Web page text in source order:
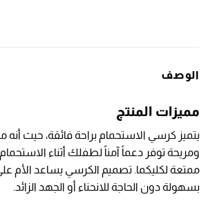
الوصف
مميزات المنتج
يتميز كرسي الاستحمام براحة فائقة، حيث أنه
ومريحة توفر دعماً آمناً لطفلك أثناء
ممتعة لكليكما. تصميم الكرسي يساعد الأم
بسهولة دون الحاجة للانحناء أو الجهد الزائد.